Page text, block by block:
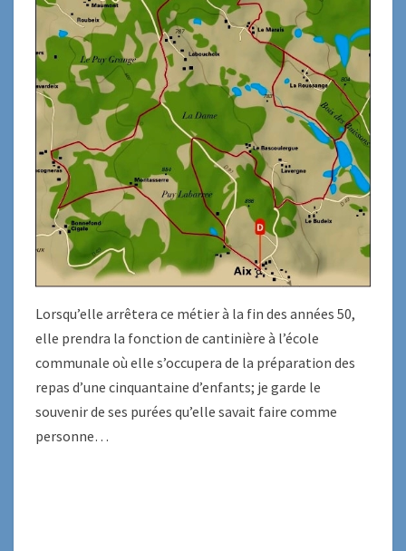
Lorsqu’elle arrêtera ce métier à la fin des années 50,
elle prendra la fonction de cantinière à l’école
communale où elle s’occupera de la préparation des
repas d’une cinquantaine d’enfants; je garde le
souvenir de ses purées qu’elle savait faire comme
personne…